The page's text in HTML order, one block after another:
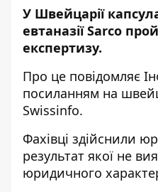
У Швейцарії
евтаназії Sarco
експертизу.
Про це повідомляє
посиланням на
Swissinfo.
Фахівці здійснили
результат якої не
юридичного